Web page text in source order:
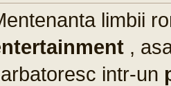
limbii
,
intr-un